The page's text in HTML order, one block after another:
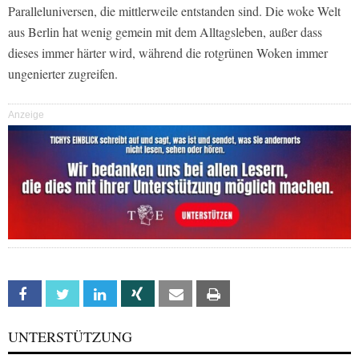
Paralleluniversen, die mittlerweile entstanden sind. Die woke Welt
aus Berlin hat wenig gemein mit dem Alltagsleben, außer dass
dieses immer härter wird, während die rotgrünen Woken immer
ungenierter zugreifen.
Anzeige
Facebook Twitter Linkedin Xing Email
UNTERSTÜTZUNG